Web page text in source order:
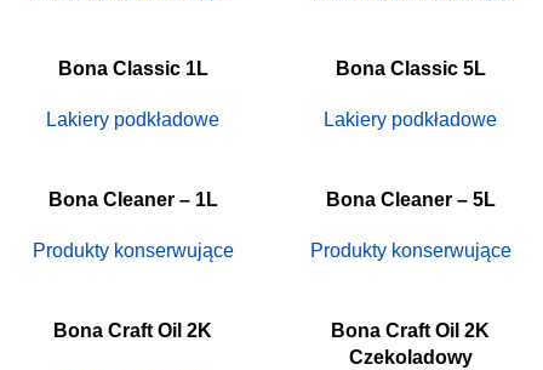
Bona Classic 1L
Lakiery podkładowe
Bona Classic 5L
Lakiery podkładowe
Bona Cleaner – 1L
Produkty konserwujące
Bona Cleaner – 5L
Produkty konserwujące
Bona Craft Oil 2K
Bona Craft Oil 2K
Czekoladowy